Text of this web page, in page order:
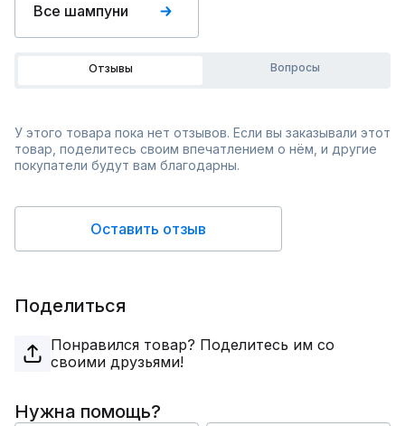
Все шампуни
Отзывы Вопросы
У этого товара пока нет отзывов. Если вы заказывали этот
товар, поделитесь своим впечатлением о нём, и другие
покупатели будут вам благодарны.
Оставить отзыв
Поделиться
Понравился товар? Поделитесь им со
своими друзьями!
Нужна помощь?